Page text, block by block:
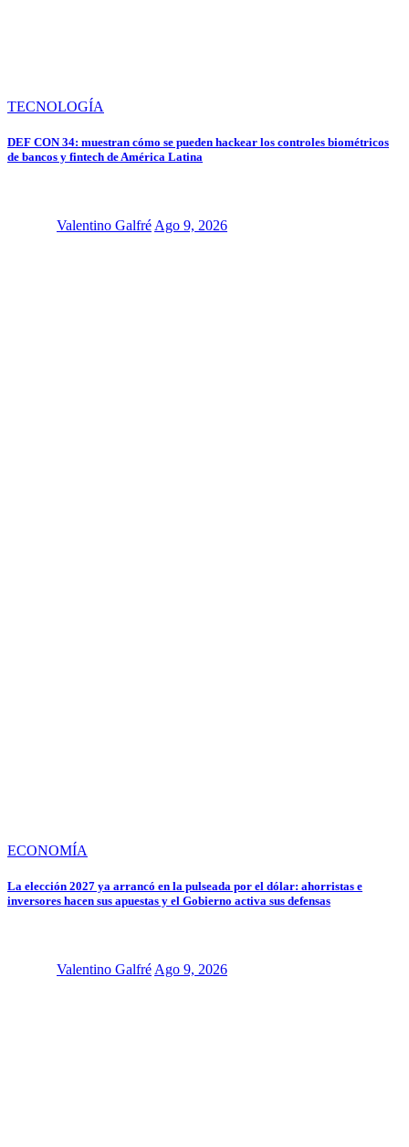
TECNOLOGÍA
DEF CON 34: muestran cómo se pueden hackear los controles biométricos
de bancos y fintech de América Latina
Valentino Galfré Ago 9, 2026
ECONOMÍA
La elección 2027 ya arrancó en la pulseada por el dólar: ahorristas e
inversores hacen sus apuestas y el Gobierno activa sus defensas
Valentino Galfré Ago 9, 2026